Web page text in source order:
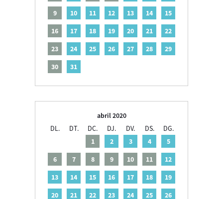
9
10 11 12 13 14
15
16
17 18 19 20 21
22
23
24 25 26 27 28
29
30
31
abril 2020
DL.
DT. DC. DJ. DV. DS.
DG.
1
2 3 4
5
6
7 8 9 10 11
12
13
14 15 16 17 18
19
20
21 22 23 24 25
26